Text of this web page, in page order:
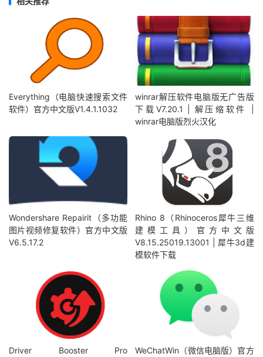
Everything（电脑快速搜索文件
软件）官方中文版V1.4.1.1032
winrar解压软件电脑版无广告版
下载V7.20.1 | 解压缩软件 |
winrar电脑版烈火汉化
Wondershare Repairit（多功能
图片视频修复软件）官方中文版
V6.5.17.2
Rhino 8（Rhinoceros犀牛三维
建模工具）官方中文版
V8.15.25019.13001 | 犀牛3d建
模软件下载
Driver Booster Pro
WeChatWin（微信电脑版）官方